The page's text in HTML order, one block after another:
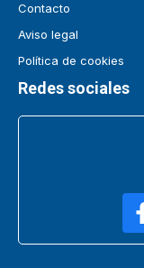
Contacto
Aviso legal
Política de cookies
Redes sociales